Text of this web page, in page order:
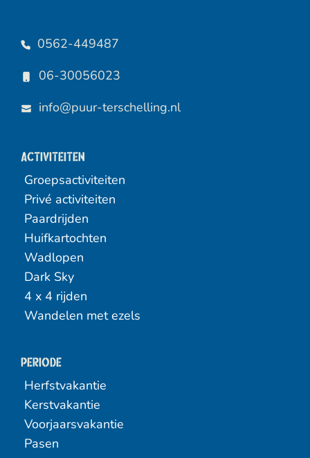
0562-449487
06-30056023
info@puur-terschelling.nl
Activiteiten
Groepsactiviteiten
Privé activiteiten
Paardrijden
Huifkartochten
Wadlopen
Dark Sky
4 x 4 rijden
Wandelen met ezels
Periode
Herfstvakantie
Kerstvakantie
Voorjaarsvakantie
Pasen